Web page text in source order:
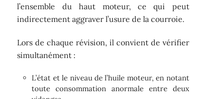
l’ensemble du haut moteur, ce qui peut
indirectement aggraver l’usure de la courroie.
Lors de chaque révision, il convient de vérifier
simultanément :
L’état et le niveau de l’huile moteur, en notant
toute consommation anormale entre deux